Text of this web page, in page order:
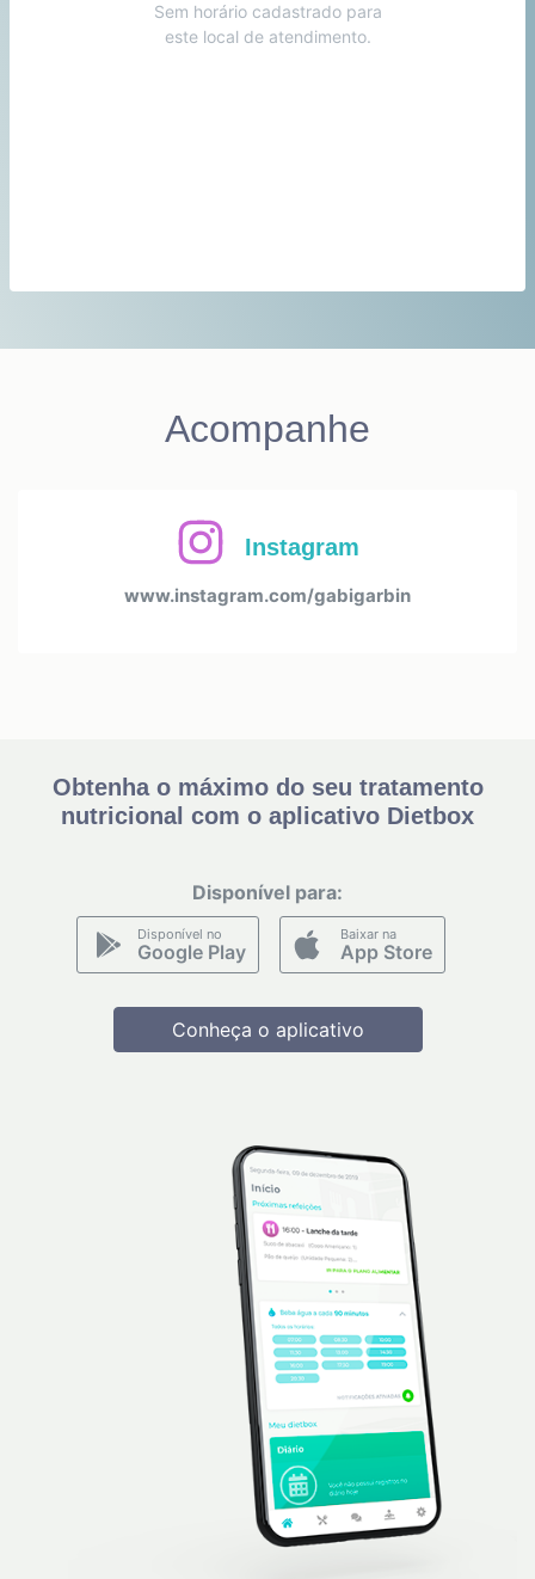
Sem horário cadastrado para
este local de atendimento.
Acompanhe
Instagram
www.instagram.com/gabigarbin
Obtenha o máximo do seu tratamento
nutricional com o aplicativo Dietbox
Disponível para:
Disponível no
Google Play
Baixar na
App Store
Conheça o aplicativo